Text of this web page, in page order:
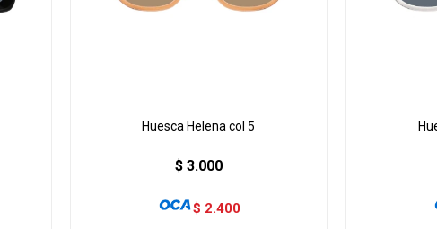
Huesca Helena col 5
$ 3.000
$ 2.400